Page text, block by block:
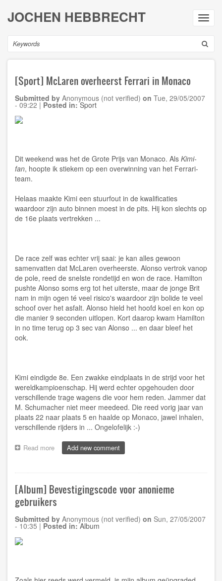
main
content
JOCHEN HEBBRECHT
Search
[Sport] McLaren overheerst Ferrari in Monaco
Submitted by Anonymous (not verified) on Tue, 29/05/2007
- 09:22 | Posted in:Sport
Dit weekend was het de Grote Prijs van Monaco. Als Kimi-
fan, hoopte ik stiekem op een overwinning van het Ferrari-
team.
Helaas maakte Kimi een stuurfout in de kwalificaties
waardoor zijn auto binnen moest in de pits. Hij kon slechts op
de 16e plaats vertrekken ...
De race zelf was echter vrij saai: je kan alles gewoon
samenvatten dat McLaren overheerste. Alonso vertrok vanop
de pole, reed de snelste rondetijd en won de race. Hamilton
pushte Alonso soms erg tot het uiterste, maar de jonge Brit
nam in mijn ogen té veel risico's waardoor zijn bolide te veel
schoof over het asfalt. Alonso hield het hoofd koel en kon op
die manier 9 seconden uitlopen. Kort daarop kwam Hamilton
in no time terug op 3 sec van Alonso ... en daar bleef het
ook.
Kimi eindigde 8e. Een zwakke eindplaats in de strijd voor het
wereldkampioenschap. Hij werd echter opgehouden door
verschillende trage wagens die voor hem reden. Jammer dat
M. Schumacher niet meer meedeed. Die reed vorig jaar van
plaats 22 naar plaats 5 en haalde op Monaco, jawel inhalen,
verschillende rijders in ... Ongelofelijk :-)
Read more about
[Sport]
overheerst
in
Monaco
Add new comment
[Album] Bevestigingscode voor anonieme
gebruikers
Submitted by Anonymous (not verified) on Sun, 27/05/2007
- 10:35 | Posted in:Album